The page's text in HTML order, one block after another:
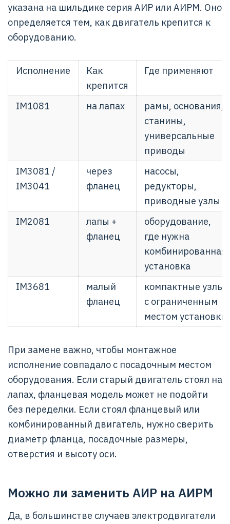
указана на шильдике серия АИР или АИРМ. Оно
определяется тем, как двигатель крепится к
оборудованию.
Исполнение
Как
крепится
Где применяют
IM1081 на лапах
рамы, основания,
станины,
универсальные
приводы
IM3081 /
IM3041
через
фланец
насосы,
редукторы,
приводные узлы
IM2081
лапы +
фланец
оборудование,
где нужна
комбинированная
установка
IM3681
малый
фланец
компактные узлы
с ограниченным
местом установки
При замене важно, чтобы монтажное
исполнение совпадало с посадочным местом
оборудования. Если старый двигатель стоял на
лапах, фланцевая модель может не подойти
без переделки. Если стоял фланцевый или
комбинированный двигатель, нужно сверить
диаметр фланца, посадочные размеры,
отверстия и высоту оси.
Можно ли заменить АИР на АИРМ
Да, в большинстве случаев электродвигатели